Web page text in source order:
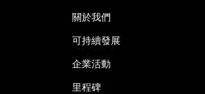
關於我們
可持續發展
企業活動
里程碑